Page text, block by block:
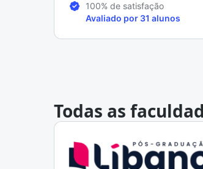
100% de satisfação
Avaliado por 31 alunos
Todas as